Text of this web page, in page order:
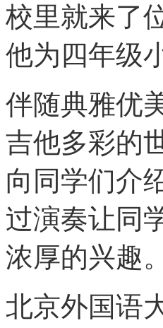
校里就来了
他为四年级
伴随典雅优
吉他多彩的
向同学们介
过演奏让同
浓厚的兴趣。
北京外国语